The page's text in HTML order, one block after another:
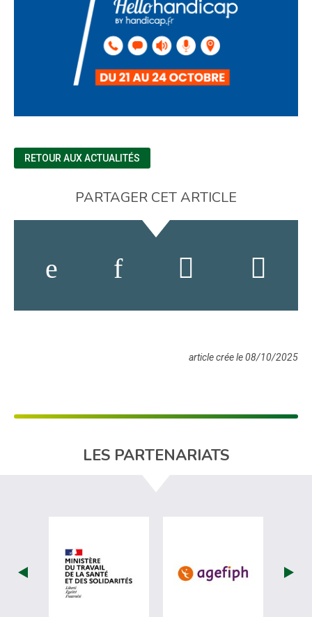
RETOUR AUX ACTUALITÉS
PARTAGER CET ARTICLE
article crée le 08/10/2025
LES PARTENARIATS
visiter les site de Ministère du travail
visiter les